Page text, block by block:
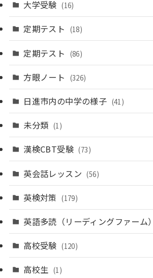
大学受験 (16)
定期テスト (18)
定期テスト (86)
方眼ノート (326)
日進市内の中学の様子 (41)
未分類 (1)
漢検CBT受験 (73)
英会話レッスン (56)
英検対策 (179)
英語多読（リーディングファーム）
高校受験 (120)
高校生 (1)